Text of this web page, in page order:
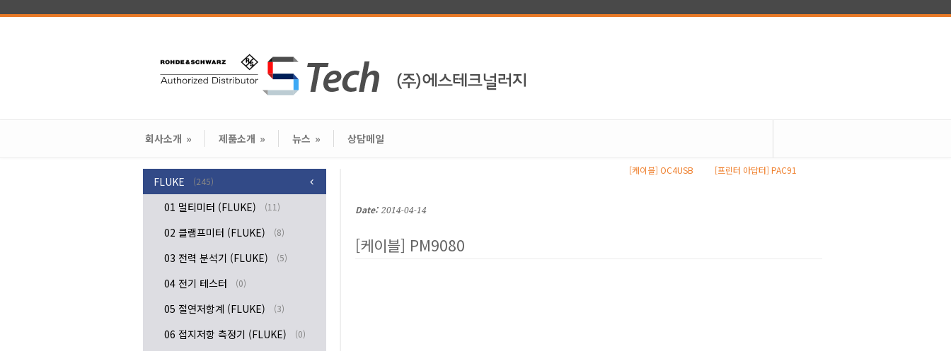
회사소개 » 제품소개 » 뉴스 » 상담메일
[케이블] OC4USB [프린터 아답터] PAC91
Date: 2014-04-14
[케이블] PM9080
FLUKE (245)
01 멀티미터 (FLUKE) (11)
02 클램프미터 (FLUKE) (8)
03 전력 분석기 (FLUKE) (5)
04 전기 테스터 (0)
05 절연저항계 (FLUKE) (3)
06 접지저항 측정기 (FLUKE) (0)